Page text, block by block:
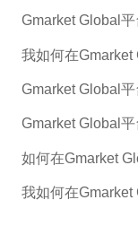
个分类下面查看